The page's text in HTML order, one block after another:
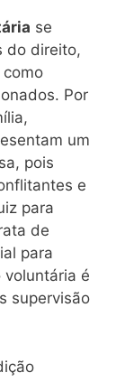
se
do direito,
Por
um
pois
e
para
de
para
é
supervisão